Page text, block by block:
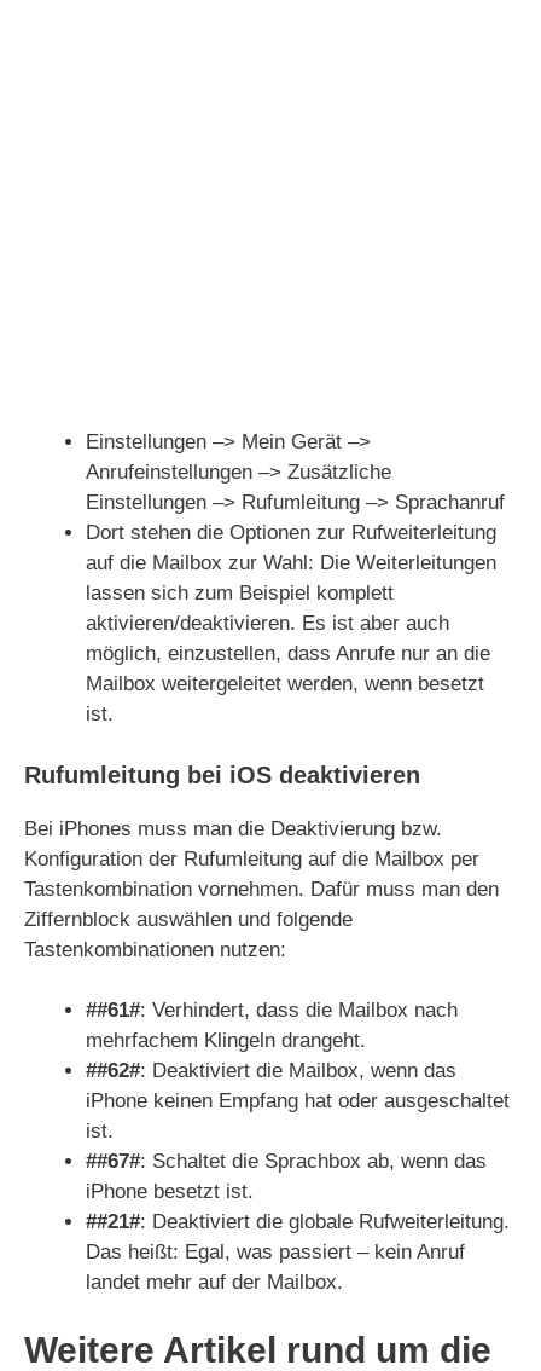
Einstellungen –> Mein Gerät –>
Anrufeinstellungen –> Zusätzliche
Einstellungen –> Rufumleitung –> Sprachanruf
Dort stehen die Optionen zur Rufweiterleitung
auf die Mailbox zur Wahl: Die Weiterleitungen
lassen sich zum Beispiel komplett
aktivieren/deaktivieren. Es ist aber auch
möglich, einzustellen, dass Anrufe nur an die
Mailbox weitergeleitet werden, wenn besetzt
ist.
Rufumleitung bei iOS deaktivieren
Bei iPhones muss man die Deaktivierung bzw.
Konfiguration der Rufumleitung auf die Mailbox per
Tastenkombination vornehmen. Dafür muss man den
Ziffernblock auswählen und folgende
Tastenkombinationen nutzen:
##61#: Verhindert, dass die Mailbox nach
mehrfachem Klingeln drangeht.
##62#: Deaktiviert die Mailbox, wenn das
iPhone keinen Empfang hat oder ausgeschaltet
ist.
##67#: Schaltet die Sprachbox ab, wenn das
iPhone besetzt ist.
##21#: Deaktiviert die globale Rufweiterleitung.
Das heißt: Egal, was passiert – kein Anruf
landet mehr auf der Mailbox.
Weitere Artikel rund um die